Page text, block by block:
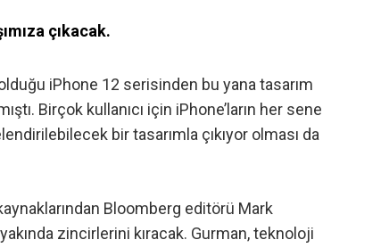
çıkacak.
iPhone 12 serisinden bu yana tasarım
Birçok kullanıcı için iPhone’ların her sene
bir tasarımla çıkıyor olması da
Bloomberg editörü Mark
zincirlerini kıracak. Gurman, teknoloji